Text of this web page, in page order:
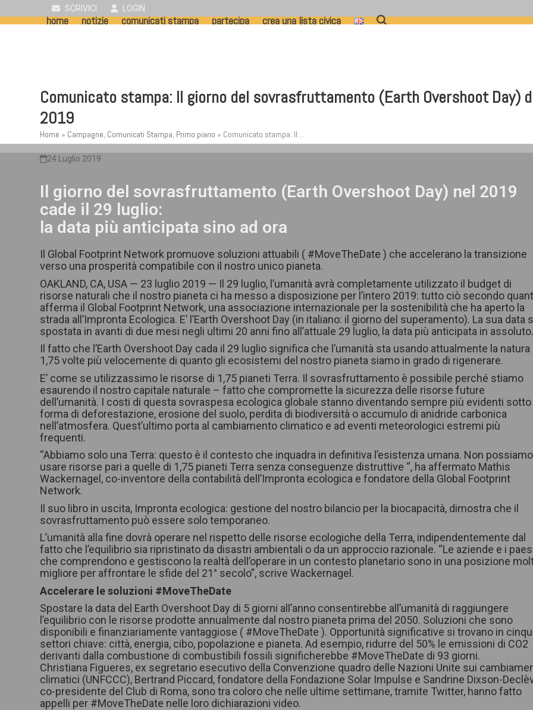
to
SCRIVICI LOGIN
home notizie comunicati stampa partecipa crea una lista civica
Comunicato stampa: ll giorno del sovrasfruttamento (Earth Overshoot Day)
2019
Home » Campagne, Comunicati Stampa, Primo piano » Comunicato stampa: ll…
24 Luglio 2019
Il giorno del sovrasfruttamento (Earth Overshoot Day) nel 2019
cade il 29 luglio:
la data più anticipata sino ad ora
Il Global Footprint Network promuove soluzioni attuabili ( #MoveTheDate ) che accelerano la transizione
verso una prosperità compatibile con il nostro unico pianeta.
OAKLAND, CA, USA — 23 luglio 2019 — Il 29 luglio, l’umanità avrà completamente utilizzato il budget di
risorse naturali che il nostro pianeta ci ha messo a disposizione per l’intero 2019: tutto ciò secondo
afferma il Global Footprint Network, una associazione internazionale per la sostenibilità che ha aperto la
strada all’Impronta Ecologica. E’ l’Earth Overshoot Day (in italiano: il giorno del superamento). La sua data
spostata in avanti di due mesi negli ultimi 20 anni fino all’attuale 29 luglio, la data più anticipata in assoluto.
Il fatto che l’Earth Overshoot Day cada il 29 luglio significa che l’umanità sta usando attualmente la natura
1,75 volte più velocemente di quanto gli ecosistemi del nostro pianeta siamo in grado di rigenerare.
E’ come se utilizzassimo le risorse di 1,75 pianeti Terra. Il sovrasfruttamento è possibile perché stiamo
esaurendo il nostro capitale naturale – fatto che compromette la sicurezza delle risorse future
dell’umanità. I costi di questa sovraspesa ecologica globale stanno diventando sempre più evidenti sotto
forma di deforestazione, erosione del suolo, perdita di biodiversità o accumulo di anidride carbonica
nell’atmosfera. Quest’ultimo porta al cambiamento climatico e ad eventi meteorologici estremi più
frequenti.
“Abbiamo solo una Terra: questo è il contesto che inquadra in definitiva l’esistenza umana. Non possiamo
usare risorse pari a quelle di 1,75 pianeti Terra senza conseguenze distruttive “, ha affermato Mathis
Wackernagel, co-inventore della contabilità dell’Impronta ecologica e fondatore della Global Footprint
Network.
Il suo libro in uscita, Impronta ecologica: gestione del nostro bilancio per la biocapacità, dimostra che il
sovrasfruttamento può essere solo temporaneo.
L’umanità alla fine dovrà operare nel rispetto delle risorse ecologiche della Terra, indipendentemente dal
fatto che l’equilibrio sia ripristinato da disastri ambientali o da un approccio razionale. “Le aziende e i
che comprendono e gestiscono la realtà dell’operare in un contesto planetario sono in una posizione
migliore per affrontare le sfide del 21° secolo”, scrive Wackernagel.
Accelerare le soluzioni #MoveTheDate
Spostare la data del Earth Overshoot Day di 5 giorni all’anno consentirebbe all’umanità di raggiungere
l’equilibrio con le risorse prodotte annualmente dal nostro pianeta prima del 2050. Soluzioni che sono
disponibili e finanziariamente vantaggiose ( #MoveTheDate ). Opportunità significative si trovano in
settori chiave: città, energia, cibo, popolazione e pianeta. Ad esempio, ridurre del 50% le emissioni di CO2
derivanti dalla combustione di combustibili fossili significherebbe #MoveTheDate di 93 giorni.
Christiana Figueres, ex segretario esecutivo della Convenzione quadro delle Nazioni Unite sui
climatici (UNFCCC), Bertrand Piccard, fondatore della Fondazione Solar Impulse e Sandrine Dixson-
co-presidente del Club di Roma, sono tra coloro che nelle ultime settimane, tramite Twitter, hanno fatto
appelli per #MoveTheDate nelle loro dichiarazioni video.